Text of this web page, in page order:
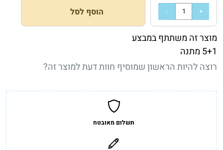
הוסף לסל
מוצר זה משתתף במבצע
5+1 מתנה
רוצה להיות הראשון שמוסיף חוות דעת למוצר זה?
תשלום מאובטח